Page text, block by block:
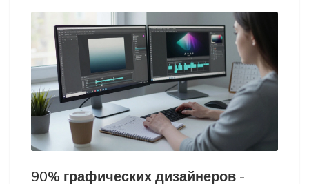
90% графических дизайнеров -